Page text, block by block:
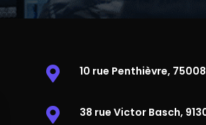
 10 rue Penthièvre, 75008
 38 rue Victor Basch,